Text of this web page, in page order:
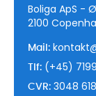
Boliga ApS -
2100
Mail:
Tlf: (+45)
CVR: 3048